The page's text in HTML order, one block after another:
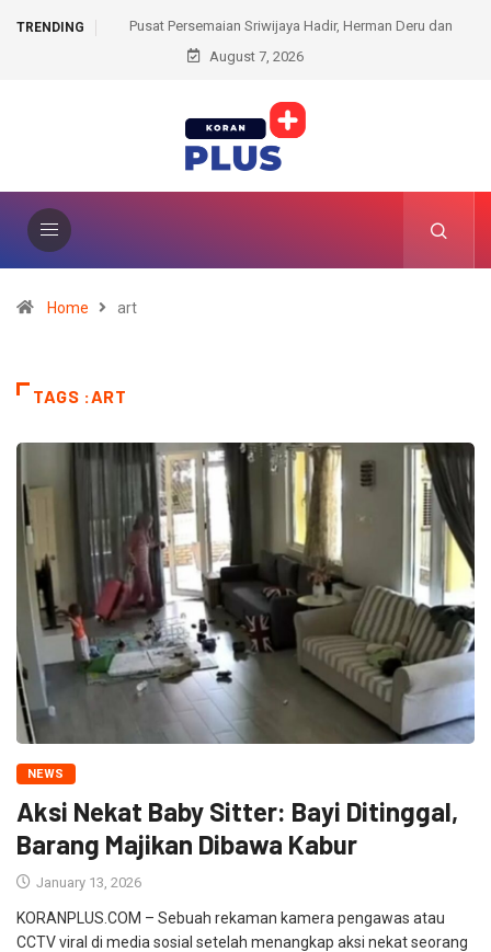
TRENDING
Hadir, Herman Deru dan
Kantah Prabumulih Ajak Camat dan Lurah
August 7, 2026
Home art
TAGS :ART
NEWS
Aksi Nekat Baby Sitter: Bayi Ditinggal,
Barang Majikan Dibawa Kabur
January 13, 2026
KORANPLUS.COM – Sebuah rekaman kamera pengawas atau
CCTV viral di media sosial setelah menangkap aksi nekat seorang